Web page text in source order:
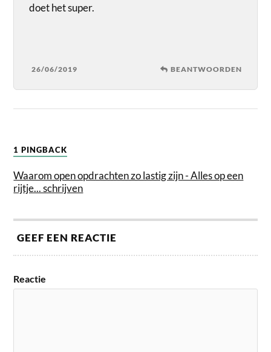
doet het super.
26/06/2019 BEANTWOORDEN
1 PINGBACK
Waarom open opdrachten zo lastig zijn - Alles op een
rijtje... schrijven
GEEF EEN REACTIE
Reactie